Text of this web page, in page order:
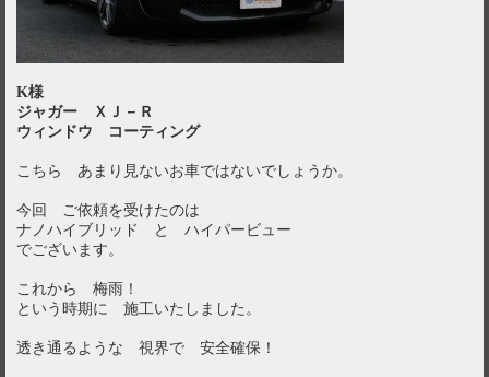
K様
ジャガー ＸＪ－Ｒ
ウィンドウ コーティング
こちら あまり見ないお車ではないでしょうか。
今回 ご依頼を受けたのは
ナノハイブリッド と ハイパービュー
でございます。
これから 梅雨！
という時期に 施工いたしました。
透き通るような 視界で 安全確保！